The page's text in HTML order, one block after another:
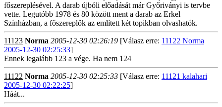
főszereplésével. A darab újbóli előadását már Győriványi is tervbe
vette. Legutóbb 1978 és 80 között ment a darab az Erkel
Színházban, a főszereplők az említett két topikban olvashatók.
11123 Norma 2005-12-30 02:26:19 [Válasz erre: 11122 Norma
2005-12-30 02:25:33]
Ennek legalább 123 a vége. Ha nem 124
11122 Norma 2005-12-30 02:25:33 [Válasz erre: 11121 kalahari
2005-12-30 02:22:25]
Háát...